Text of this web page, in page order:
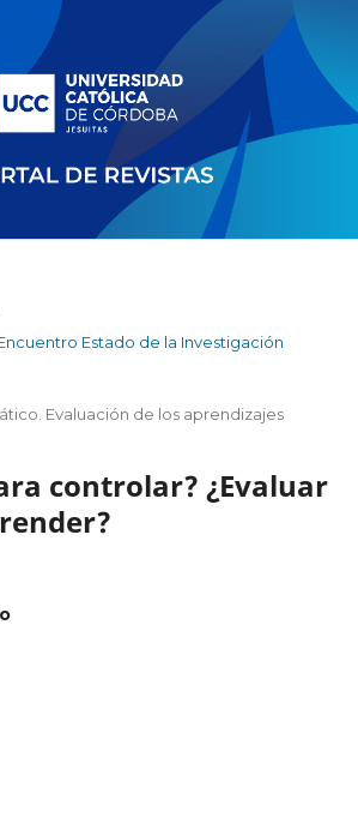
Encuentro Estado de la Investigación
Evaluación de los aprendizajes
controlar? ¿Evaluar